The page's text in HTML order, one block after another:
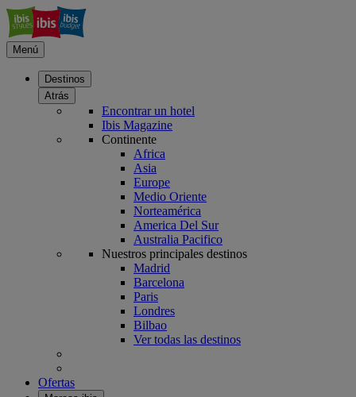
Menú
Destinos
Atrás
Encontrar un hotel
Ibis Magazine
Continente
Africa
Asia
Europe
Medio Oriente
Norteamérica
America Del Sur
Australia Pacifico
Nuestros principales destinos
Madrid
Barcelona
Paris
Londres
Bilbao
Ver todas las destinos
Ofertas